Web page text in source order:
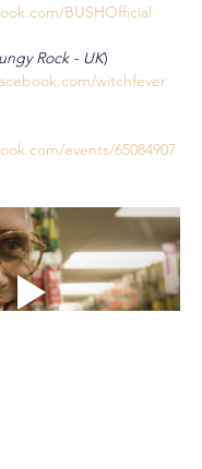
BUSHOfficial
Rock - UK)
witchfever
events/65084907